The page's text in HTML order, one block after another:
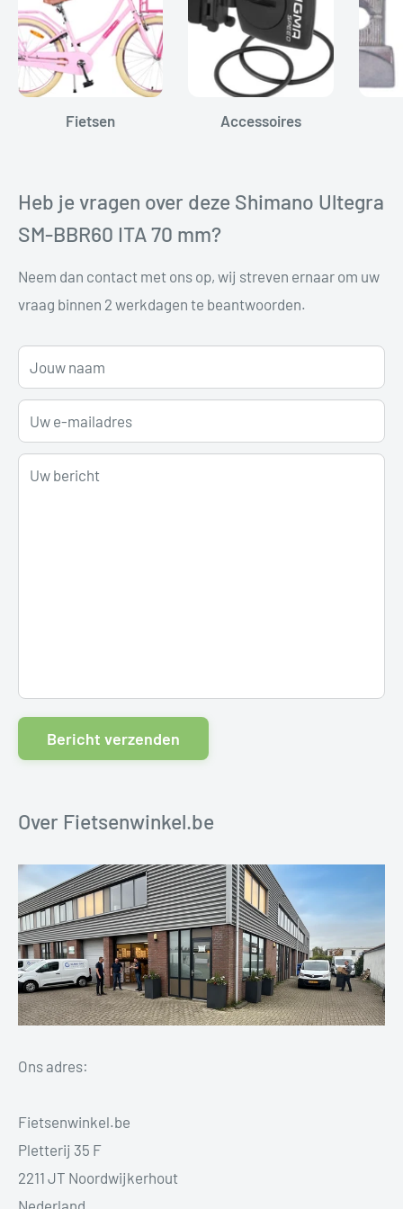
Fietsen Accessoires
Heb je vragen over deze Shimano Ultegra
SM-BBR60 ITA 70 mm?
Neem dan contact met ons op, wij streven ernaar om uw
vraag binnen 2 werkdagen te beantwoorden.
Jouw naam
Uw e-mailadres
Uw bericht
Bericht verzenden
Over Fietsenwinkel.be
Ons adres:
Fietsenwinkel.be
Pletterij 35 F
2211 JT Noordwijkerhout
Nederland